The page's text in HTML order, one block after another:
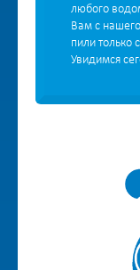
любого
Вам с
пили только
Увидимся